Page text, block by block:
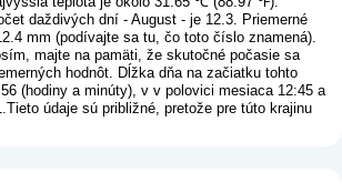
daždivých dní - August - je 12.3. Priemerné
mm (podívajte sa tu, čo toto číslo znamená).
majte na pamäti, že skutočné počasie sa
hodnôt. Dĺžka dňa na začiatku tohto
(hodiny a minúty), v v polovici mesiaca 12:45 a
údaje sú približné, pretože pre túto krajinu